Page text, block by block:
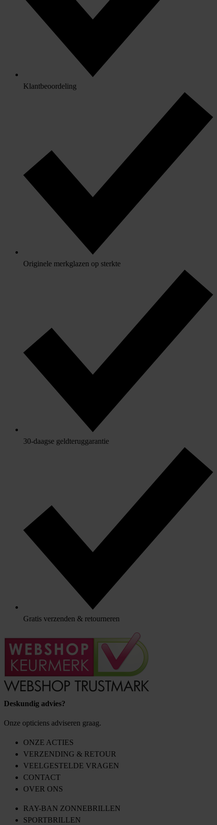
Klantbeoordeling
Originele merkglazen op sterkte
30-daagse geldteruggarantie
Gratis verzenden & retourneren
Deskundig advies?
Onze opticiens adviseren graag.
ONZE ACTIES
VERZENDING & RETOUR
VEELGESTELDE VRAGEN
CONTACT
OVER ONS
RAY-BAN ZONNEBRILLEN
SPORTBRILLEN